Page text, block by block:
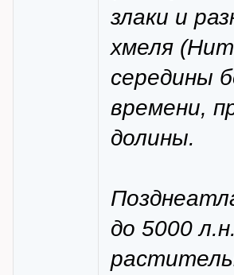
злаки и
хмеля
середины
времени,
долины.
до 5000